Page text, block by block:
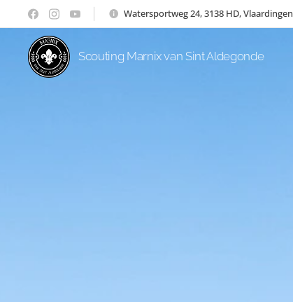
Watersportweg 24, 3138 HD, Vlaardingen
Scouting Marnix van Sint Aldegonde